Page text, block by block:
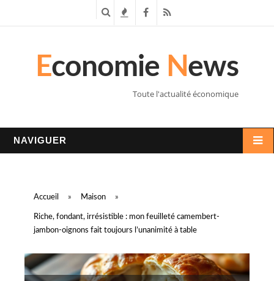
c n
s
F
c
R
S
Economie News
Toute l'actualité économique
NAVIGUER
Accueil » Maison »
Riche, fondant, irrésistible : mon feuilleté camembert-
jambon-oignons fait toujours l’unanimité à table